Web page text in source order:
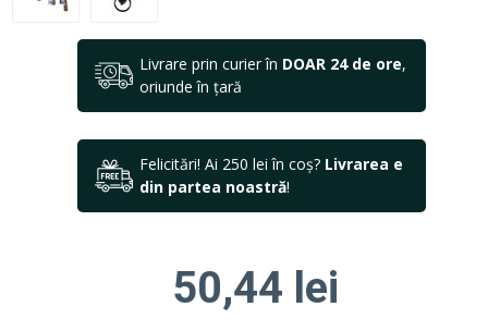
Livrare prin curier în DOAR 24 de ore,
oriunde în țară
Felicitări! Ai 250 lei în coș? Livrarea e
din partea noastră!
50,44 lei